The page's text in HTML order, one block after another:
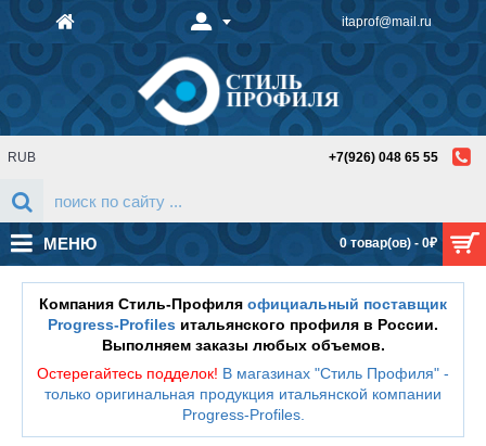
itaprof@mail.ru
0 товар(ов) - 0₽
RUB +7(926) 048 65 55
МЕНЮ
Компания Стиль-Профиля официальный поставщик
Progress-Profiles итальянского профиля в России.
Выполняем заказы любых объемов.
Остерегайтесь подделок! В магазинах "Стиль Профиля" -
только оригинальная продукция итальянской компании
Progress-Profiles.